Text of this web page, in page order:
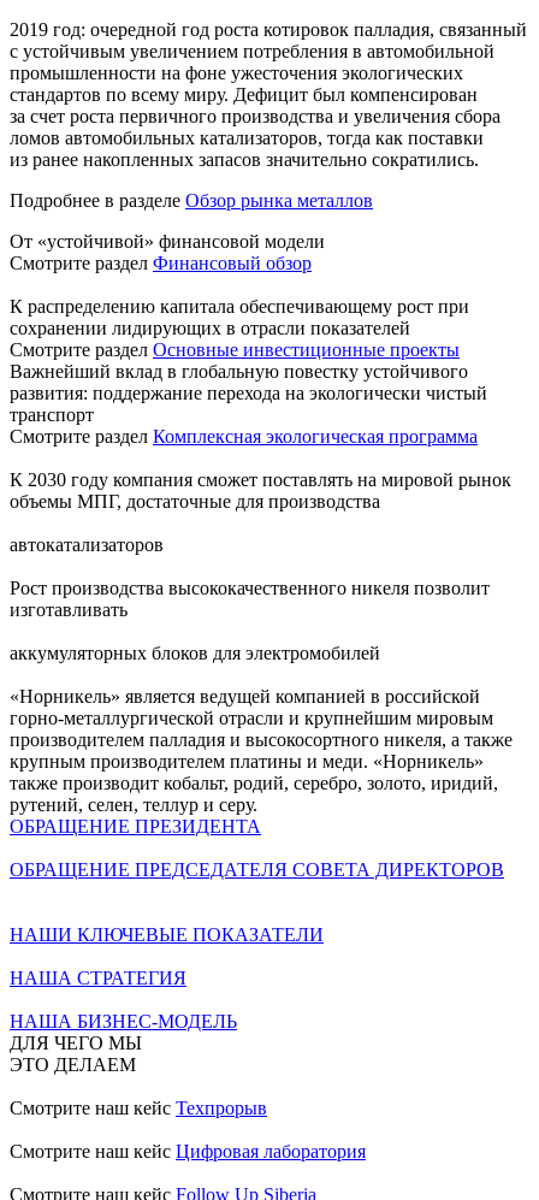
2019 год: очередной год роста котировок палладия, связанный
с устойчивым увеличением потребления в автомобильной
промышленности на фоне ужесточения экологических
стандартов по всему миру. Дефицит был компенсирован
за счет роста первичного производства и увеличения сбора
ломов автомобильных катализаторов, тогда как поставки
из ранее накопленных запасов значительно сократились.
Подробнее в разделе Обзор рынка металлов
От «устойчивой» финансовой модели
Смотрите раздел Финансовый обзор
К распределению капитала обеспечивающему рост при
сохранении лидирующих в отрасли показателей
Смотрите раздел Основные инвестиционные проекты
Важнейший вклад в глобальную повестку устойчивого
развития: поддержание перехода на экологически чистый
транспорт
Смотрите раздел Комплексная экологическая программа
К 2030 году компания сможет поставлять на мировой рынок
объемы МПГ, достаточные для производства
автокатализаторов
Рост производства высококачественного никеля позволит
изготавливать
аккумуляторных блоков для электромобилей
«Норникель» является ведущей компанией в российской
горно-металлургической отрасли и крупнейшим мировым
производителем палладия и высокосортного никеля, а также
крупным производителем платины и меди. «Норникель»
также производит кобальт, родий, серебро, золото, иридий,
рутений, селен, теллур и серу.
ОБРАЩЕНИЕ ПРЕЗИДЕНТА
ОБРАЩЕНИЕ ПРЕДСЕДАТЕЛЯ СОВЕТА ДИРЕКТОРОВ
НАШИ КЛЮЧЕВЫЕ ПОКАЗАТЕЛИ
НАША СТРАТЕГИЯ
НАША БИЗНЕС-МОДЕЛЬ
ДЛЯ ЧЕГО МЫ
ЭТО ДЕЛАЕМ
Смотрите наш кейс Техпрорыв
Смотрите наш кейс Цифровая лаборатория
Смотрите наш кейс Follow Up Siberia